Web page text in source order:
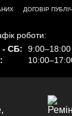
ДОГОВІР
роботи:
- СБ:
9:00–18:00